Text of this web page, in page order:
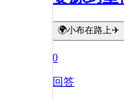
🌍小布在路上✈️
0
回答